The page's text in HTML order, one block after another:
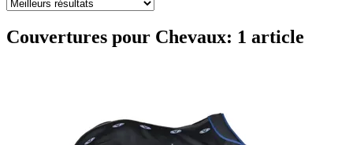
Couvertures pour Chevaux: 1 article